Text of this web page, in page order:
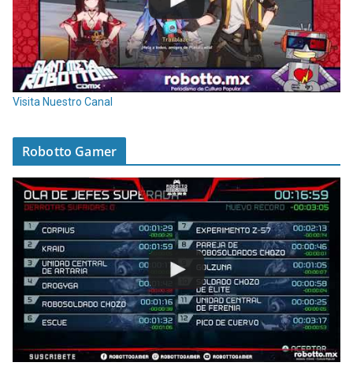
Visita Nuestro Canal
Robotto Gamer